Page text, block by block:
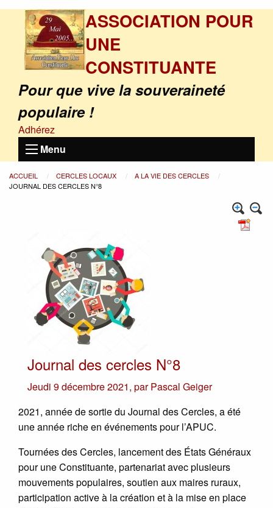
ASSOCIATION POUR
UNE
CONSTITUANTE
Pour que vive la souveraineté
populaire !
Adhérez
Menu
ACCUEIL CERCLES LOCAUX
A LA VIE DES CERCLES
JOURNAL DES CERCLES N°8
Journal des cercles N°8
Jeudi 9 décembre 2021, parPascal Geiger
2021, année de sortie du Journal des Cercles, a été
une année riche en événements pour l’APUC.
Tournées des Cercles, lancement des États Généraux
pour une Constituante, partenariat avec plusieurs
mouvements populaires, soutien aux maires ruraux,
participation active à la création et à la mise en place